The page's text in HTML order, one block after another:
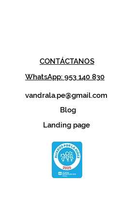
CONTÁCTANOS
WhatsApp: 953 140 830
vandrala.pe@gmail.com
Blog
Landing page